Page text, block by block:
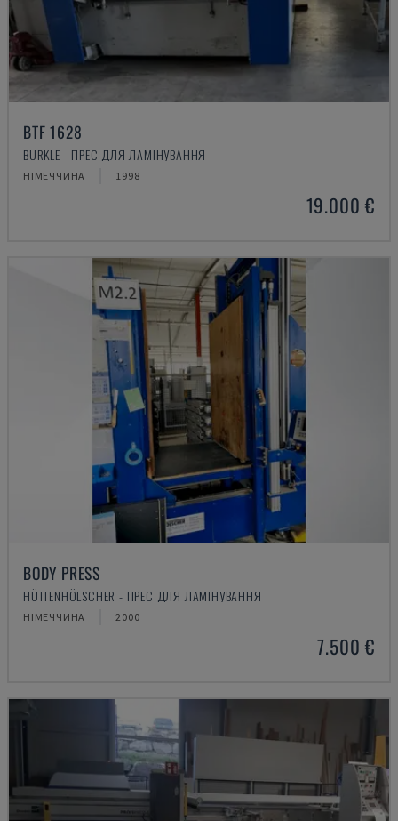
BTF 1628
BURKLE - ПРЕС ДЛЯ ЛАМІНУВАННЯ
НІМЕЧЧИНА 1998
19.000 €
BODY PRESS
HÜTTENHÖLSCHER - ПРЕС ДЛЯ ЛАМІНУВАННЯ
НІМЕЧЧИНА 2000
7.500 €